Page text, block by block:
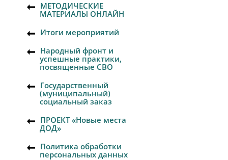
МЕТОДИЧЕСКИЕ
МАТЕРИАЛЫ ОНЛАЙН
Итоги мероприятий
Народный фронт и
успешные практики,
посвященные СВО
Государственный
(муниципальный)
социальный заказ
ПРОЕКТ «Новые места
ДОД»
Политика обработки
персональных данных